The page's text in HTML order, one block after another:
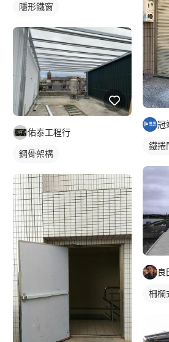
隱形鐵窗
佑泰工程行
鋼骨架構
冠
鐵捲
良
柵欄